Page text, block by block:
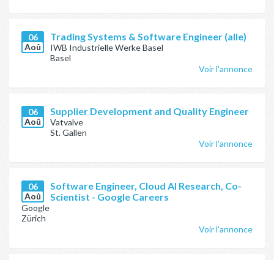
06
Aoû
Trading Systems & Software Engineer (alle)
IWB Industrielle Werke Basel
Basel
Voir l'annonce
06
Aoû
Supplier Development and Quality Engineer
Vatvalve
St. Gallen
Voir l'annonce
06
Aoû
Software Engineer, Cloud AI Research, Co-
Scientist - Google Careers
Google
Zürich
Voir l'annonce